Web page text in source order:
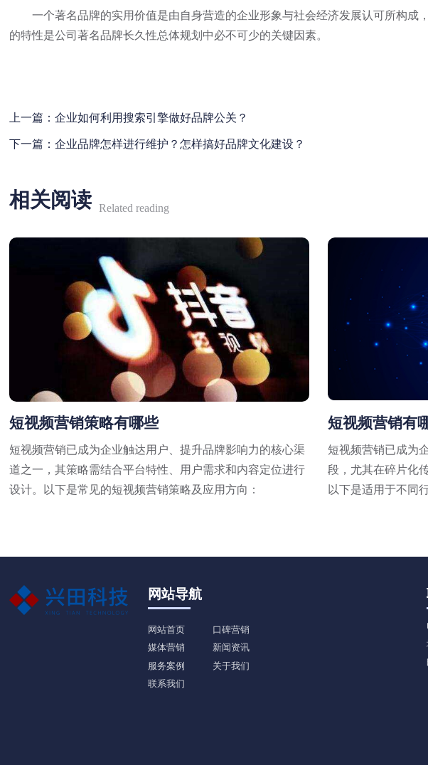
一个著名品牌的实用价值是由自身营造的企业形象与社会经济发展认可所构成
的特性是公司著名品牌长久性总体规划中必不可少的关键因素。
上一篇：企业如何利用搜索引擎做好品牌公关？
下一篇：企业品牌怎样进行维护？怎样搞好品牌文化建设？
相关阅读 Related reading
短视频营销策略有哪些
短视频营销已成为企业触达用户、提升品牌影响力的核心渠
道之一，其策略需结合平台特性、用户需求和内容定位进行
设计。以下是常见的短视频营销策略及应用方向：
短视频营销有
短视频营销已成为
段，尤其在碎片化
以下是适用于不同
网站导航
网站首页
口碑营销
媒体营销
新闻资讯
服务案例
关于我们
联系我们